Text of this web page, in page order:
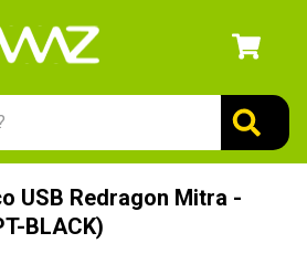
USB Redragon Mitra -
BLACK)
1º
gabinete